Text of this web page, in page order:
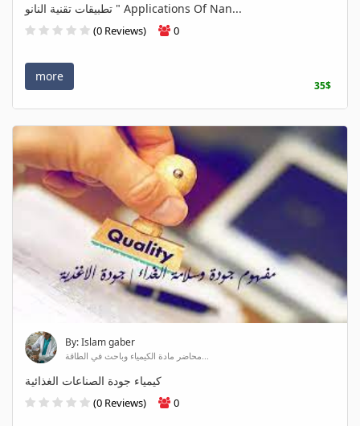
تطبيقات تقنية النانو " Applications Of Nan...
(0 Reviews) 0
more
35$
By: Islam gaber
محاضر مادة الكيمياء وباحث في الطاقة...
كيمياء جودة الصناعات الغذائية
(0 Reviews) 0